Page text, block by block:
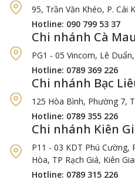
95, Trần Văn Khéo, P. Cái
Hotline: 090 799 53 37
Chi nhánh Cà Mau
PG1 - 05 Vincom, Lê
Hotline: 0789 369 226
Chi nhánh Bạc
125 Hòa Bình, Phường 7,
Hotline: 0789 355 226
Chi nhánh Kiên
P11 - 03 KDT Phú Cường,
Hòa, TP Rạch Giá, Kiên
Hotline: 0789 315 226